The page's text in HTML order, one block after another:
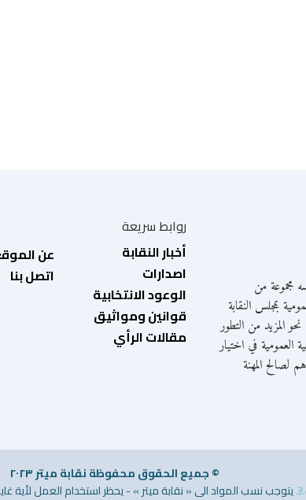
مجموعة من
بمجلس النقابة
المزيد من التطور
العمومية في اختيار
لصالح المهنة
روابط سريعة
أخبار النقابة
اصدارات
الوعود الانتخابية
قوانين ومواثيق
مقالات الرأي
عن
اتصل بنا
© جميع الحقوق محفوظة نقابة ميتر ٢٠٢٣
يتوجب نسب المواد الى « نقابة ميتر » - يحظر استخدام العمل لأية